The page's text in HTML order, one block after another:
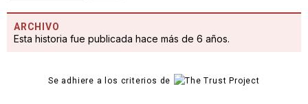
ARCHIVO
Esta historia fue publicada hace más de 6 años.
Se adhiere a los criterios de